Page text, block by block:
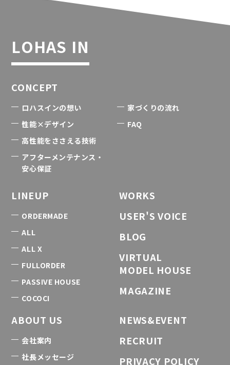
LOHAS IN
CONCEPT
ロハスインの想い
性能×デザイン
高性能をささえる技術
アフターメンテナンス・
安心保証
家づくりの流れ
FAQ
LINEUP
ORDERMADE
ALL
ALL X
FULLORDER
PASSIVE HOUSE
COCOCI
WORKS
USER'S VOICE
BLOG
VIRTUAL
MODEL HOUSE
MAGAZINE
ABOUT US
会社案内
社長メッセージ
NEWS&EVENT
RECRUIT
PRIVACY POLICY